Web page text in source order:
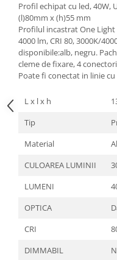
Profil echipat cu led, 40W,
(l)80mm x (h)55 mm
Profilul incastrat One Light
4000 lm, CRI 80, 3000K/
disponibile:alb, negru.
cleme de fixare, 4
Poate fi conectat in linie
L x l x h
Tip
Material
CULOAREA LUMINII
LUMENI
OPTICA
CRI
DIMMABIL